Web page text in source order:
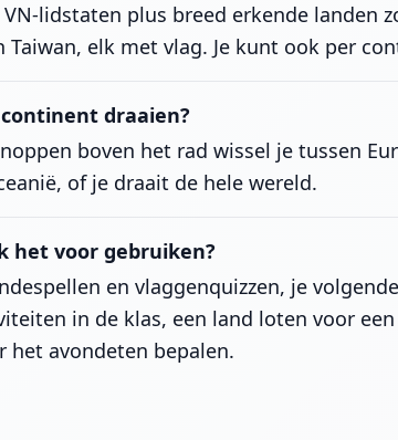
lidstaten plus breed erkende landen
Taiwan, elk met vlag. Je kunt ook per
draaien?
boven het rad wissel je tussen
of je draait de hele wereld.
het voor gebruiken?
en vlaggenquizzen, je
in de klas, een land loten voor
het avondeten bepalen.